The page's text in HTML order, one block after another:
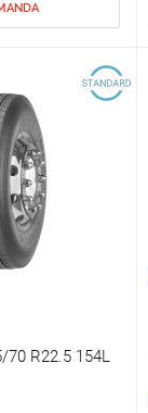
70 R22.5 154L